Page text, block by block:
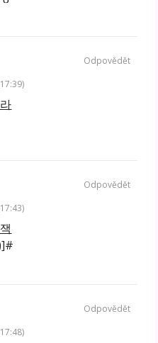
Odpovědět
Odpovědět
Odpovědět